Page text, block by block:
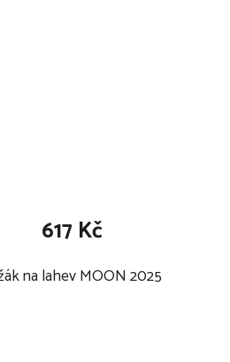
instalaci
změnu
na lahev MOON 2025
617 Kč